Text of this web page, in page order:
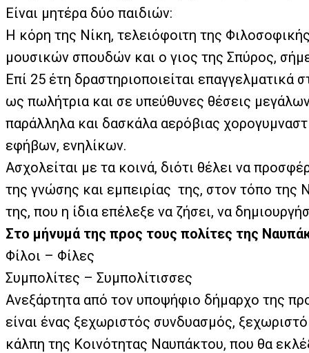
Είναι μητέρα δύο παιδιών:
Η κόρη της Νίκη, τελειόφοιτη της
μουσικών σπουδών και ο γιος της Σπύρος,
Επί 25 έτη δραστηριοποιείται επαγγελματικά
ως πωλήτρια και σε υπεύθυνες θέσεις
παράλληλα και δασκάλα αερόβιας
εφήβων, ενηλίκων.
Ασχολείται με τα κοινά, διότι θέλει να
της γνώσης και εμπειρίας της, στον τόπο της
της, που η ίδια επέλεξε να ζήσει, να
Στο μήνυμά της προς τους πολίτες της
Φίλοι – Φίλες
Συμπολίτες – Συμπολίτισσες
Ανεξάρτητα από τον υποψήφιο δήμαρχο της
είναι ένας ξεχωριστός συνδυασμός,
κάλπη της Κοινότητας Ναυπάκτου, που θα